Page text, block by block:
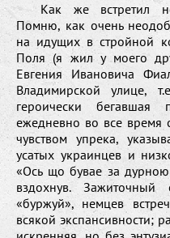
Как же встретил
Помню, как очень
на идущих в стройной
Поля (я жил у моего
Евгения Ивановича
Владимирской улице,
героически
ежедневно во все время
чувством упрека,
усатых украинцев и
«Ось що бувае за
вздохнув. Зажиточный
«буржуй», немцев
всякой экспансивности;